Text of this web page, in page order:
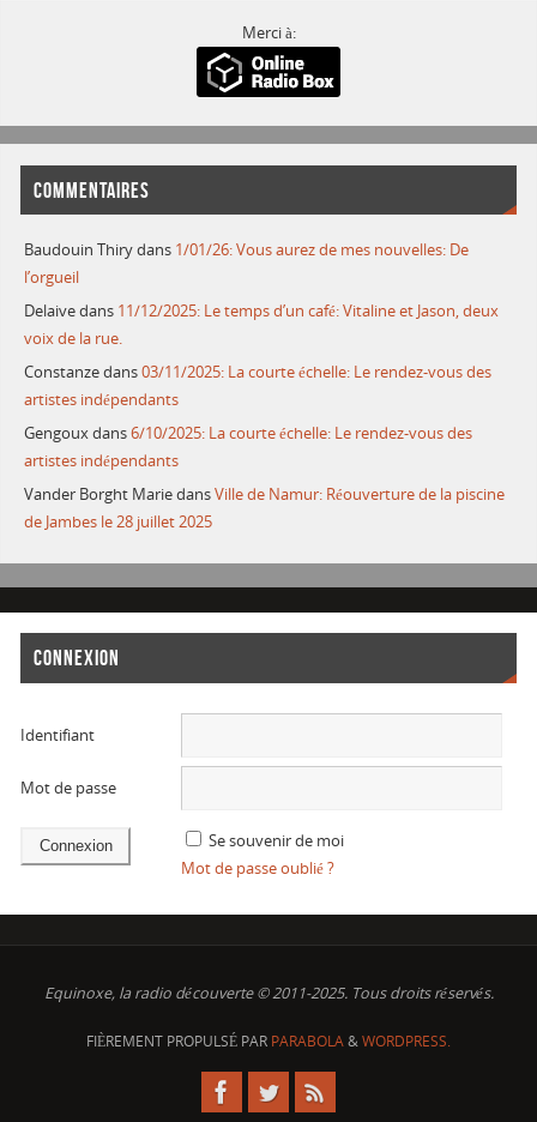
Merci à:
COMMENTAIRES
Baudouin Thirydans 1/01/26: Vous aurez de mes nouvelles: De
l’orgueil
Delaivedans 11/12/2025: Le temps d’un café: Vitaline et Jason, deux
voix de la rue.
Constanzedans03/11/2025: La courte échelle: Le rendez-vous des
artistes indépendants
Gengouxdans6/10/2025: La courte échelle: Le rendez-vous des
artistes indépendants
Vander Borght MariedansVille de Namur: Réouverture de la piscine
de Jambes le 28 juillet 2025
CONNEXION
Identifiant
Mot de passe
Se souvenir de moi
Mot de passe oublié ?
Equinoxe, la radio découverte © 2011-2025. Tous droits réservés.
FIÈREMENT PROPULSÉ PAR PARABOLA&WORDPRESS.